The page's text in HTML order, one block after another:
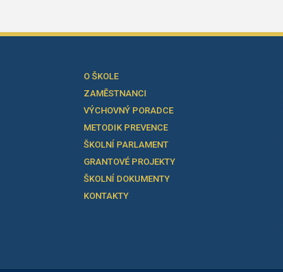
O ŠKOLE
ZAMĚSTNANCI
VÝCHOVNÝ PORADCE
METODIK PREVENCE
ŠKOLNÍ PARLAMENT
GRANTOVÉ PROJEKTY
ŠKOLNÍ DOKUMENTY
KONTAKTY